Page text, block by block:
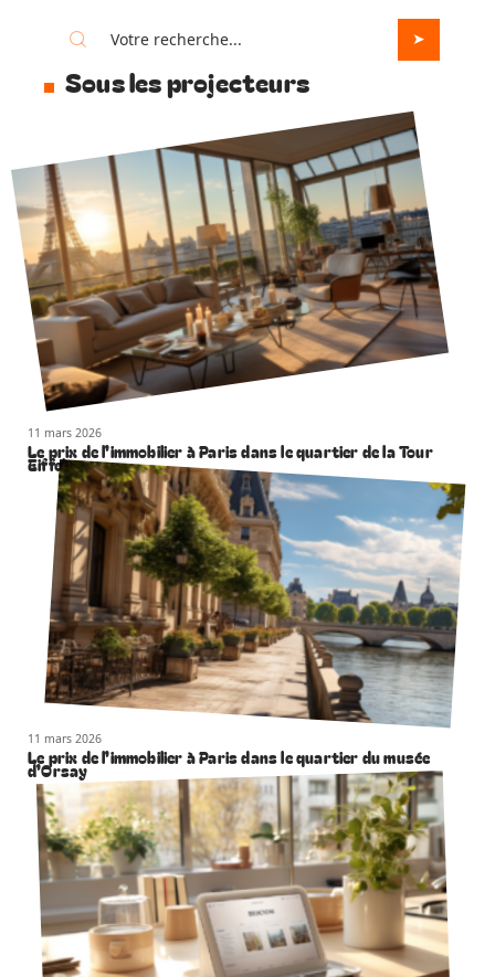
Sous les projecteurs
11 mars 2026
Le prix de l’immobilier à Paris dans le quartier de la Tour
Eiffel
11 mars 2026
Le prix de l’immobilier à Paris dans le quartier du musée
d’Orsay